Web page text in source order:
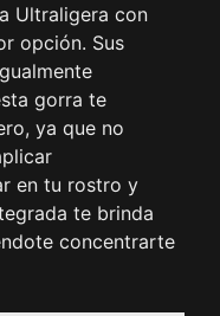
Ultraligera con
opción. Sus
gorra te
ya que no
en tu rostro y
te brinda
concentrarte